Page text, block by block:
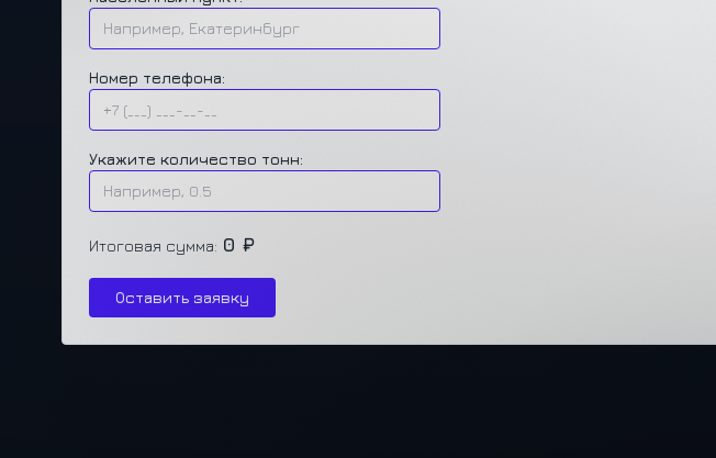
Номер телефона:
Укажите количество тонн:
Итоговая сумма: 0 ₽
Оставить заявку